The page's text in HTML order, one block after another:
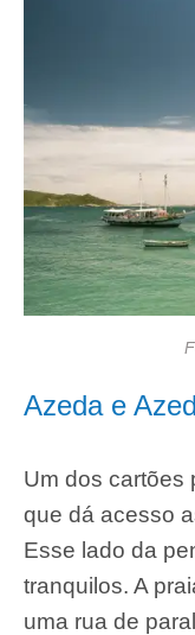
Azeda e
Um dos cartões
que dá acesso
Esse lado da
tranquilos. A
uma rua de